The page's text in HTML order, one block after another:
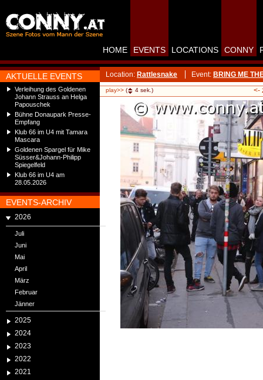
AKTUELLE EVENTS
Verleihung des Goldenen
Johann Strauss an Helga
Papouschek
Bühne Donaupark Presse-
Empfang
Klub 66 im U4 mit Tamara
Mascara
Goldenen Spargel für Mike
Süsser&Johann-Philipp
Spiegelfeld
Klub 66 im U4 am
28.05.2026
EVENTS-ARCHIV
2026
Juli
Juni
Mai
April
März
Februar
Jänner
2025
2024
2023
2022
2021
HOME EVENTS LOCATIONS CONNY
Location: Rattlesnake Event: BRING ME
play>> ( 4 sek.) <-